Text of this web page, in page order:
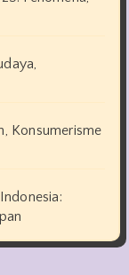
Konsumerisme